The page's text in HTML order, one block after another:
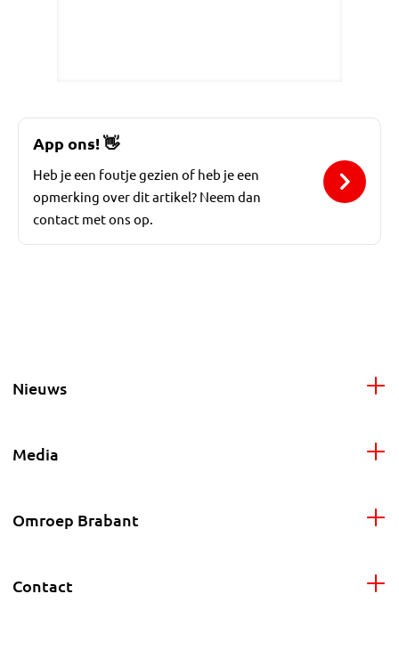
App ons!👋
Heb je een foutje gezien of heb je een
opmerking over dit artikel? Neem dan
contact met ons op.
Nieuws
Media
Omroep Brabant
Contact